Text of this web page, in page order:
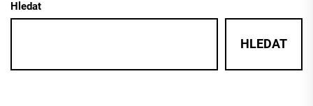
Hledat
HLEDAT